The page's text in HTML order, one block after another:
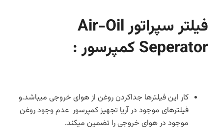
فیلتر سپراتور Air-Oil
Seperator کمپرسور :
کار این فیلترها جداکردن روغن از هوای خروجی میباشد.و
فیلترهای موجود در آریا تجهیز کمپرسور عدم وجود روغن
موجود در هوای خروجی را تضمین میکند.